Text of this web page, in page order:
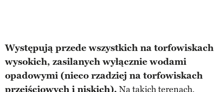
Występują przede wszystkich na torfowiskach
wysokich, zasilanych wyłącznie wodami
opadowymi (nieco rzadziej na torfowiskach
przejściowych i niskich). Na takich terenach,